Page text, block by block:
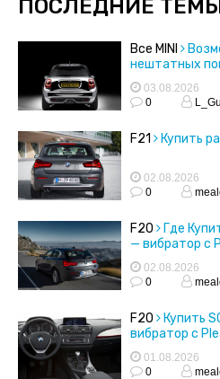
ПОСЛЕДНИЕ
Все MINI
нештатных
03.08.2026
0
F21 Купить
02.08.2026
0
F20
Где
— вибратор с
02.08.2026
0
F20
Купить
вибратор с
01.08.2026
0